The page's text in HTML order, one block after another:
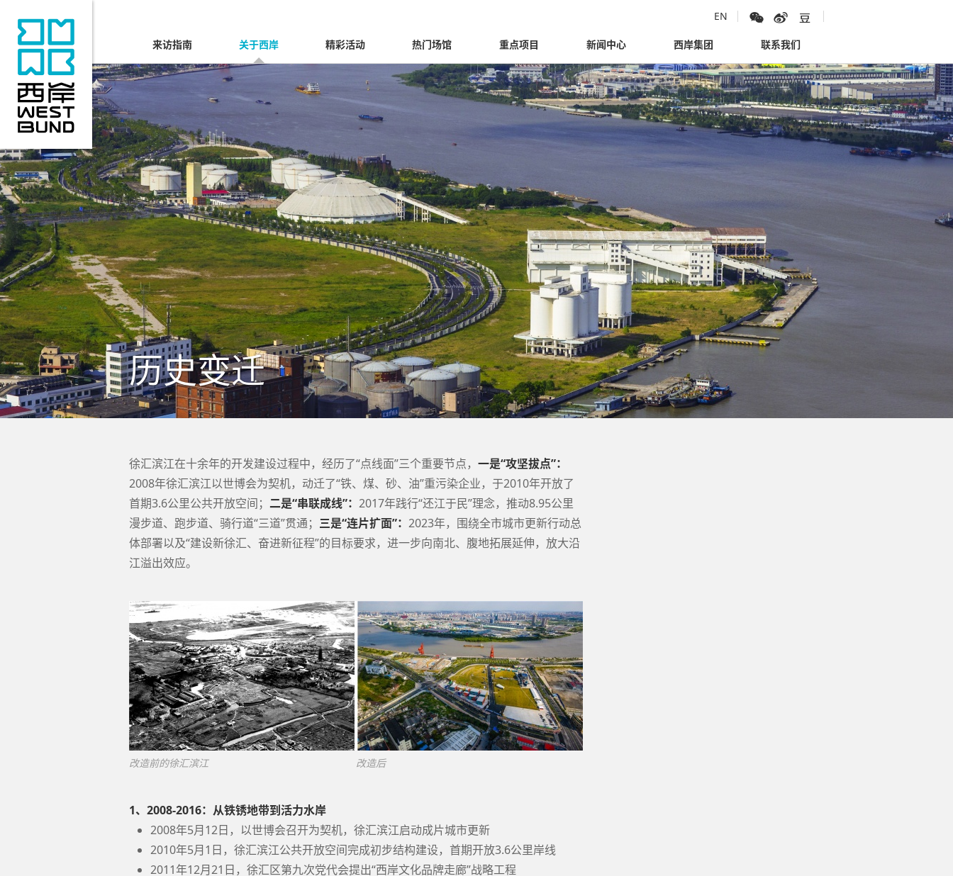
EN
来访指南 关于西岸 精彩活动 热门场馆 重点项目 新闻中心 西岸集团 联系我们
历史变迁
徐汇滨江在十余年的开发建设过程中，经历了“点线面”三个重要节点， 一是“攻坚拔点”：
2008年徐汇滨江以世博会为契机，动迁了“铁、煤、砂、油”重污染企业，于2010年开放了
首期3.6公里公共开放空间； 二是“串联成线”： 2017年践行“还江于民”理念，推动8.95公里
漫步道、跑步道、骑行道“三道”贯通； 三是“连片扩面”： 2023年，围绕全市城市更新行动总
体部署以及“建设新徐汇、奋进新征程”的目标要求，进一步向南北、腹地拓展延伸，放大沿
江溢出效应。
改造前的徐汇滨江 改造后
1、2008-2016：从铁锈地带到活力水岸
2008年5月12日，以世博会召开为契机，徐汇滨江启动成片城市更新
2010年5月1日，徐汇滨江公共开放空间完成初步结构建设，首期开放3.6公里岸线
2011年12月21日，徐汇区第九次党代会提出“西岸文化品牌走廊”战略工程